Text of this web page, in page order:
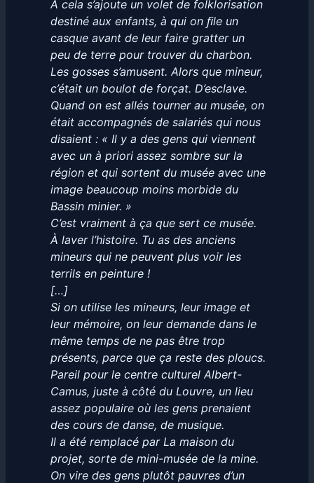
À cela s’ajoute un volet de folklorisation
destiné aux enfants, à qui on ﬁle un
casque avant de leur faire gratter un
peu de terre pour trouver du charbon.
Les gosses s’amusent. Alors que mineur,
c’était un boulot de forçat. D’esclave.
Quand on est allés tourner au musée, on
était accompagnés de salariés qui nous
disaient : « Il y a des gens qui viennent
avec un à priori assez sombre sur la
région et qui sortent du musée avec une
image beaucoup moins morbide du
Bassin minier. »
C’est vraiment à ça que sert ce musée.
À laver l’histoire. Tu as des anciens
mineurs qui ne peuvent plus voir les
terrils en peinture !
[…]
Si on utilise les mineurs, leur image et
leur mémoire, on leur demande dans le
même temps de ne pas être trop
présents, parce que ça reste des ploucs.
Pareil pour le centre culturel Albert-
Camus, juste à côté du Louvre, un lieu
assez populaire où les gens prenaient
des cours de danse, de musique.
Il a été remplacé par La maison du
projet, sorte de mini-musée de la mine.
On vire des gens plutôt pauvres d’un